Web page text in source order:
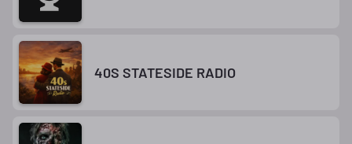
40S STATESIDE RADIO